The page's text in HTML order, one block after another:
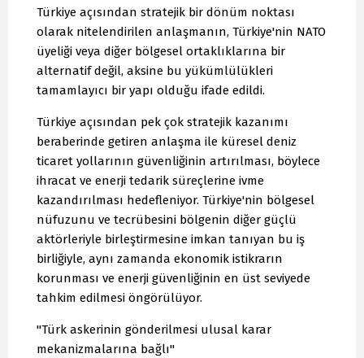
Türkiye açısından stratejik bir dönüm noktası
olarak nitelendirilen anlaşmanın, Türkiye'nin NATO
üyeliği veya diğer bölgesel ortaklıklarına bir
alternatif değil, aksine bu yükümlülükleri
tamamlayıcı bir yapı olduğu ifade edildi.
Türkiye açısından pek çok stratejik kazanımı
beraberinde getiren anlaşma ile küresel deniz
ticaret yollarının güvenliğinin artırılması, böylece
ihracat ve enerji tedarik süreçlerine ivme
kazandırılması hedefleniyor. Türkiye'nin bölgesel
nüfuzunu ve tecrübesini bölgenin diğer güçlü
aktörleriyle birleştirmesine imkan tanıyan bu iş
birliğiyle, aynı zamanda ekonomik istikrarın
korunması ve enerji güvenliğinin en üst seviyede
tahkim edilmesi öngörülüyor.
"Türk askerinin gönderilmesi ulusal karar
mekanizmalarına bağlı"